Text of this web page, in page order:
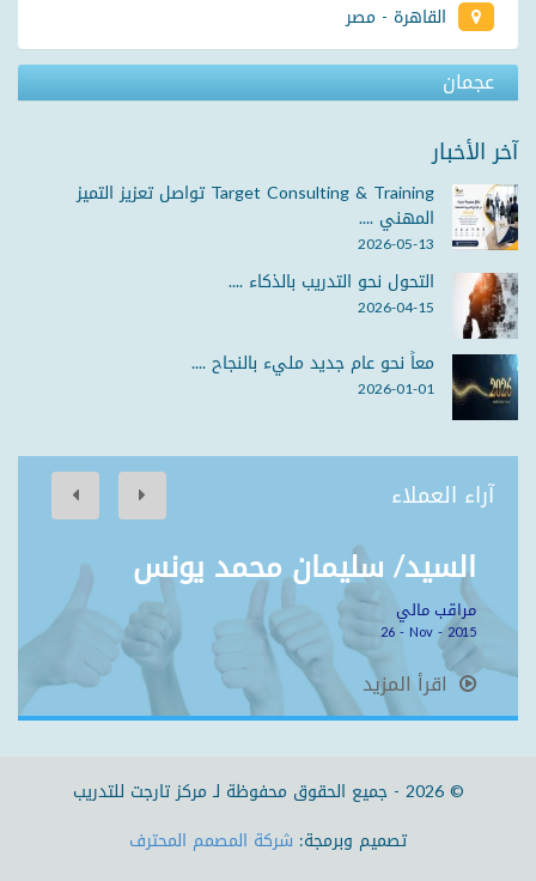
القاهرة - مصر
عجمان
آخر الأخبار
Target Consulting & Training تواصل تعزيز التميز
المهني ....
2026-05-13
التحول نحو التدريب بالذكاء ....
2026-04-15
معاً نحو عام جديد مليء بالنجاح ....
2026-01-01
آراء العملاء
السيد/ سليمان محمد يونس
مراقب مالي
26 - Nov - 2015
اقرأ المزيد
© 2026 - جميع الحقوق محفوظة لـمركز تارجت للتدريب
تصميم وبرمجة: شركة المصمم المحترف